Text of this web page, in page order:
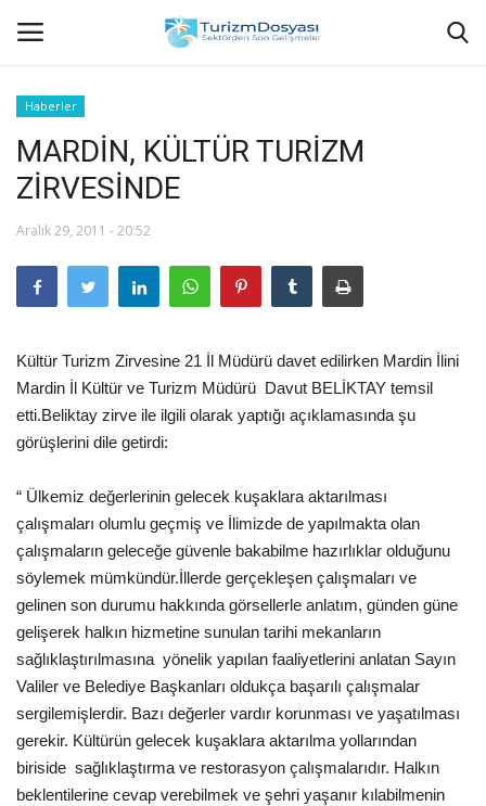
Anasayfa
Bize Ulaşın
Halil ÖNCÜ kimdir?
KVKK Aydınlatma Metni
Haberler
Araştırma - İnceleme
Lezzet Durakları
Röportajlar
Sizlerden Gelenler
Haberler
MARDİN, KÜLTÜR TURİZM
ZİRVESİNDE
Aralık 29, 2011 - 20:52
Kültür Turizm Zirvesine 21 İl Müdürü davet edilirken Mardin İlini
Mardin İl Kültür ve Turizm Müdürü Davut BELİKTAY temsil
etti.Beliktay zirve ile ilgili olarak yaptığı açıklamasında şu
görüşlerini dile getirdi:
“ Ülkemiz değerlerinin gelecek kuşaklara aktarılması
çalışmaları olumlu geçmiş ve İlimizde de yapılmakta olan
çalışmaların geleceğe güvenle bakabilme hazırlıklar olduğunu
söylemek mümkündür.İllerde gerçekleşen çalışmaları ve
gelinen son durumu hakkında görsellerle anlatım, günden güne
gelişerek halkın hizmetine sunulan tarihi mekanların
sağlıklaştırılmasına yönelik yapılan faaliyetlerini anlatan Sayın
Valiler ve Belediye Başkanları oldukça başarılı çalışmalar
sergilemişlerdir. Bazı değerler vardır korunması ve yaşatılması
gerekir. Kültürün gelecek kuşaklara aktarılma yollarından
biriside sağlıklaştırma ve restorasyon çalışmalarıdır. Halkın
beklentilerine cevap verebilmek ve şehri yaşanır kılabilmenin